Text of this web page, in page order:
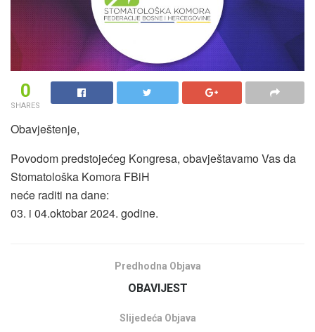
0
SHARES
Obavještenje,
Povodom predstojećeg Kongresa, obavještavamo Vas da
Stomatološka Komora FBiH
neće raditi na dane:
03. i 04.oktobar 2024. godine.
Predhodna Objava
OBAVIJEST
Slijedeća Objava